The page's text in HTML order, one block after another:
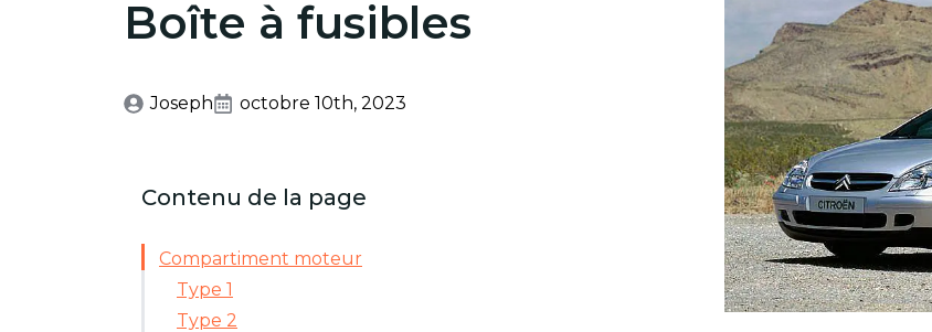
Boîte à fusibles
Joseph octobre 10th, 2023
Contenu de la page
Compartiment moteur
Type 1
Type 2